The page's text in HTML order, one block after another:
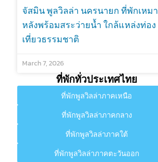
จัสมิน พูลวิลล่า นครนายก ที่พักเหมา
หลังพร้อมสระว่ายน้ำ ใกล้แหล่งท่อง
เที่ยวธรรมชาติ
March 7, 2026
ที่พักทั่วประเทศไทย
ที่พักพูลวิลล่าภาคเหนือ
ที่พักพูลวิลล่าภาคกลาง
ที่พักพูลวิลล่าภาคใต้
ที่พักพูลวิลล่าภาคตะวันออก